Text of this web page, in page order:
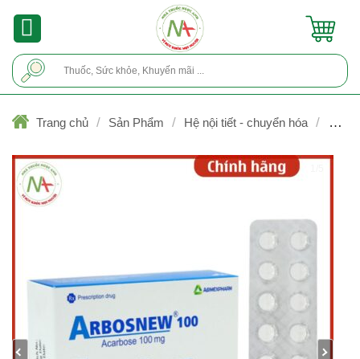
Trang chủ / Sản Phẩm / Hệ nội tiết - chuyển hóa /
Điều